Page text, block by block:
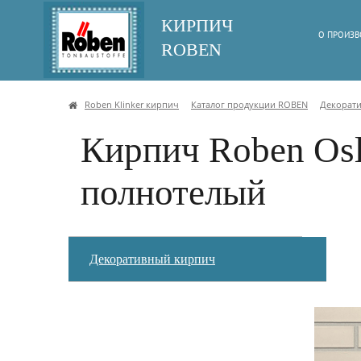
КИРПИЧ
ROBEN
О
Roben Klinker кирпич Каталог продукции ROBEN
Кирпич Roben
полнотелый
Декоративный кирпич